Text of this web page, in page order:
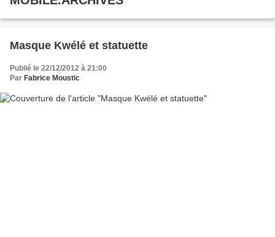
Masque Kwélé et statuette
Publié le 22/12/2012 à 21:00
Par Fabrice Moustic